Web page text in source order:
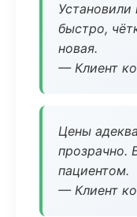
быстро,
новая.
— Клиент
Цены
прозрачно.
пациентом.
— Клиент